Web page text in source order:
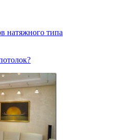
натяжного типа